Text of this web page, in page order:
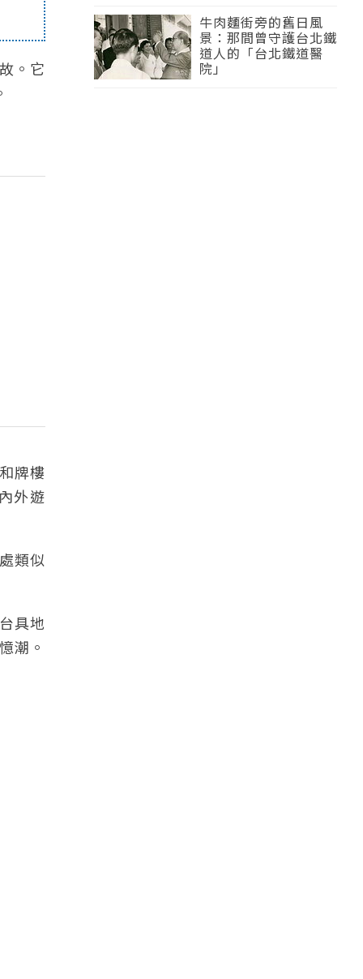
。它
牌樓
外遊
類似
具地
潮。
牛肉麵街旁的舊日風
景：那間曾守護台北鐵
道人的「台北鐵道醫
院」